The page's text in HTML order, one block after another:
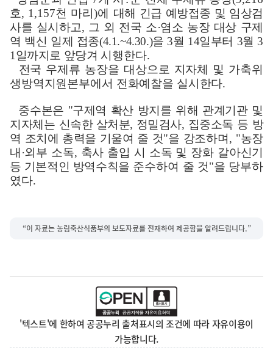
호, 1,157천 마리)에 대해 긴급 예방접종 및 임상검
사를 실시하고, 그 외 전국 소·염소 농장 대상 구제
역 백신 일제 접종(4.1.~4.30.)을 3월 14일부터 3월 3
1 일까지로 앞당겨 시행한다.
전국 우제류 농장을 대상으로 지자체 및 가축위
생방역지원본부에서 전화예찰을 실시한다.
중수본은 "구제역 확산 방지를 위해 관계기관 및
지자체는 신속한 살처분, 정밀검사, 집중소독 등 방
역 조치에 총력을 기울여 줄 것"을 강조하며, "농장
내·외부 소독, 축사 출입 시 소독 및 장화 갈아신기
등 기본적인 방역수칙을 준수하여 줄 것"을 당부하
였다.
“이 자료는 농림축산식품부의 보도자료를 전재하여 제공함을 알려드립니다.”
'텍스트'에 한하여 공공누리 출처표시의 조건에 따라 자유이용이
가능합니다.